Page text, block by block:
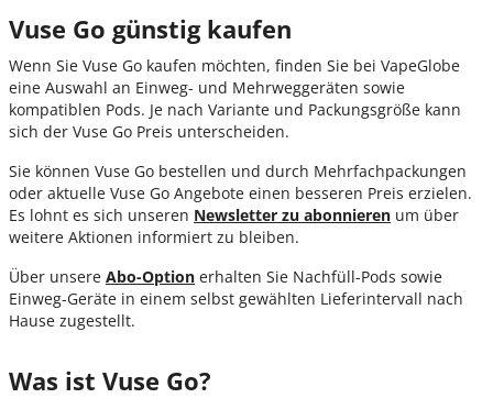
Vuse Go günstig kaufen
Wenn Sie Vuse Go kaufen möchten, finden Sie bei VapeGlobe
eine Auswahl an Einweg- und Mehrweggeräten sowie
kompatiblen Pods. Je nach Variante und Packungsgröße kann
sich der Vuse Go Preis unterscheiden.
Sie können Vuse Go bestellen und durch Mehrfachpackungen
oder aktuelle Vuse Go Angebote einen besseren Preis erzielen.
Es lohnt es sich unseren Newsletter zu abonnieren um über
weitere Aktionen informiert zu bleiben.
Über unsere Abo-Option erhalten Sie Nachfüll-Pods sowie
Einweg-Geräte in einem selbst gewählten Lieferintervall nach
Hause zugestellt.
Was ist Vuse Go?